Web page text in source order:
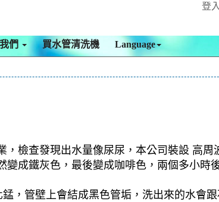
登入
們 買水管清洗機 Language
檢查發現出水量像尿尿，本公司裝設 高周
成鐵灰色，最後變成咖啡色，兩個多小時
，管壁上會結成黑色管垢，洗出來的水會